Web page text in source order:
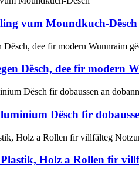
vum Moundkuch-Dësch
Dësch, dee fir modern
Dësch fir
Holz a Rollen fir